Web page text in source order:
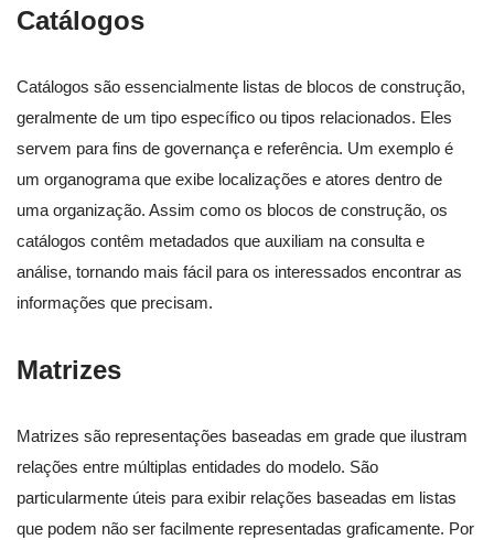
Catálogos
Catálogos são essencialmente listas de blocos de construção,
geralmente de um tipo específico ou tipos relacionados. Eles
servem para fins de governança e referência. Um exemplo é
um organograma que exibe localizações e atores dentro de
uma organização. Assim como os blocos de construção, os
catálogos contêm metadados que auxiliam na consulta e
análise, tornando mais fácil para os interessados encontrar as
informações que precisam.
Matrizes
Matrizes são representações baseadas em grade que ilustram
relações entre múltiplas entidades do modelo. São
particularmente úteis para exibir relações baseadas em listas
que podem não ser facilmente representadas graficamente. Por